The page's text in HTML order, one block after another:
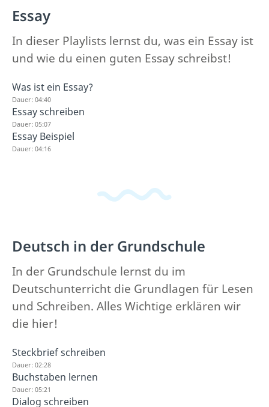
Essay
In dieser Playlists lernst du, was ein Essay ist
und wie du einen guten Essay schreibst!
Was ist ein Essay?
Dauer: 04:40
Essay schreiben
Dauer: 05:07
Essay Beispiel
Dauer: 04:16
Deutsch in der Grundschule
In der Grundschule lernst du im
Deutschunterricht die Grundlagen für Lesen
und Schreiben. Alles Wichtige erklären wir
die hier!
Steckbrief schreiben
Dauer: 02:28
Buchstaben lernen
Dauer: 05:21
Dialog schreiben